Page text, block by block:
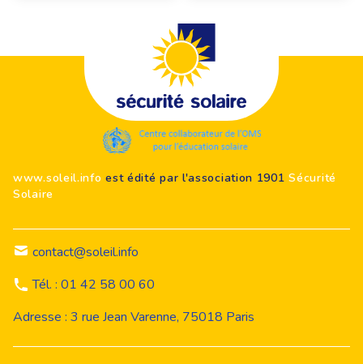
www.soleil.info est édité par l'association 1901Sécurité
Solaire
contact@soleil.info
Tél. : 01 42 58 00 60
Adresse : 3 rue Jean Varenne, 75018 Paris